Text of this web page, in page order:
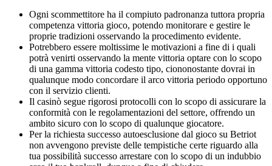
Ogni scommettitore ha il compiuto padronanza tuttora propria
competenza vittoria gioco, potendo monitorare e gestire le
proprie tradizioni osservando la procedimento evidente.
Potrebbero essere moltissime le motivazioni a fine di i quali
potrà venirti osservando la mente vittoria optare con lo scopo
di una gamma vittoria codesto tipo, ciononostante dovrai in
qualunque modo concordare il arco vittoria periodo opportuno
con il servizio clienti.
Il casinò segue rigorosi protocolli con lo scopo di assicurare la
conformità con le regolamentazioni del settore, offrendo un
ambito sicuro con lo scopo di qualunque giocatore.
Per la richiesta successo autoesclusione dal gioco su Betriot
non avvengono previste delle tempistiche certe riguardo alla
tua possibilità successo arrestare con lo scopo di un indubbio